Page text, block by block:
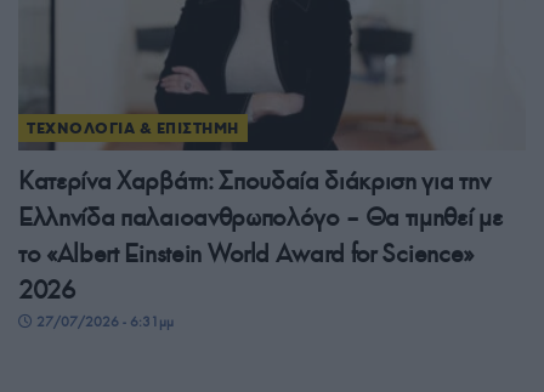
ΤΕΧΝΟΛΟΓΙΑ & ΕΠΙΣΤΗΜΗ
Κατερίνα Χαρβάτη: Σπουδαία διάκριση για την
Ελληνίδα παλαιοανθρωπολόγο – Θα τιμηθεί με
το «Albert Einstein World Award for Science»
2026
27/07/2026 - 6:31μμ